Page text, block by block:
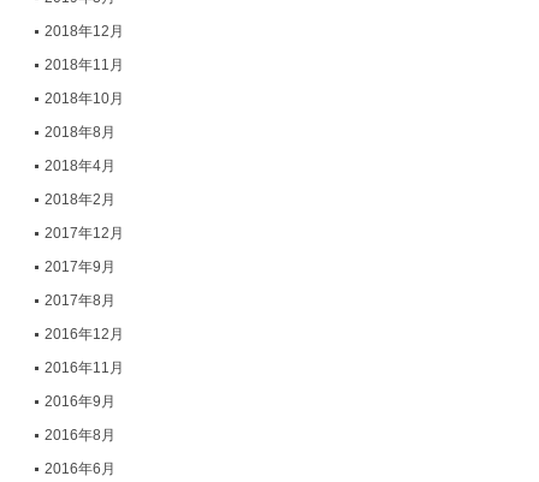
2018年12月
2018年11月
2018年10月
2018年8月
2018年4月
2018年2月
2017年12月
2017年9月
2017年8月
2016年12月
2016年11月
2016年9月
2016年8月
2016年6月